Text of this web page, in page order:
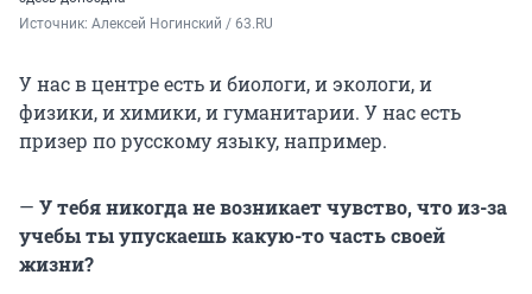
Источник: Алексей Ногинский / 63.RU
У нас в центре есть и биологи, и экологи, и
физики, и химики, и гуманитарии. У нас есть
призер по русскому языку, например.
— У тебя никогда не возникает чувство, что из-за
учебы ты упускаешь какую-то часть своей
жизни?